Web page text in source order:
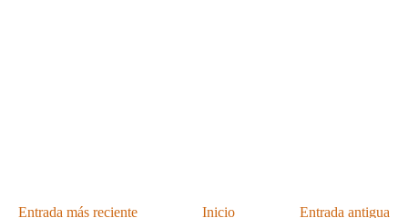
Entrada más reciente Entrada antigua
Inicio